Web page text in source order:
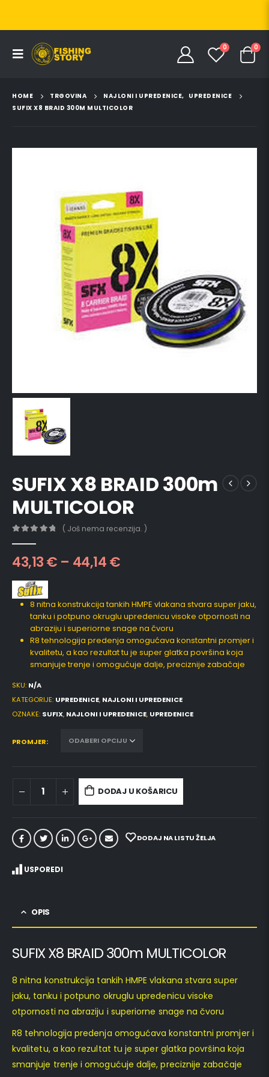
0 0
HOME TRGOVINA NAJLONI I UPREDENICE, UPREDENICE
SUFIX X8 BRAID 300M MULTICOLOR
SUFIX X8 BRAID 300m
MULTICOLOR
( Još nema recenzija. )
43,13€ – 44,14€
8 nitna konstrukcija tankih HMPE vlakana stvara super jaku,
tanku i potpuno okruglu upredenicu visoke otpornosti na
abraziju i superiorne snage na čvoru
R8 tehnologija predenja omogućava konstantni promjer i
kvalitetu, a kao rezultat tu je super glatka površina koja
smanjuje trenje i omogućuje dalje, preciznije zabačaje
SKU: N/A
KATEGORIJE: UPREDENICE, NAJLONI I UPREDENICE
OZNAKE: SUFIX, NAJLONI I UPREDENICE, UPREDENICE
PROMJER
DODAJ U KOŠARICU
DODAJ NA LISTU ŽELJA
USPOREDI
OPIS
SUFIX X8 BRAID 300m MULTICOLOR
8 nitna konstrukcija tankih HMPE vlakana stvara super
jaku, tanku i potpuno okruglu upredenicu visoke
otpornosti na abraziju i superiorne snage na čvoru
R8 tehnologija predenja omogućava konstantni promjer i
kvalitetu, a kao rezultat tu je super glatka površina koja
smanjuje trenje i omogućuje dalje, preciznije zabačaje